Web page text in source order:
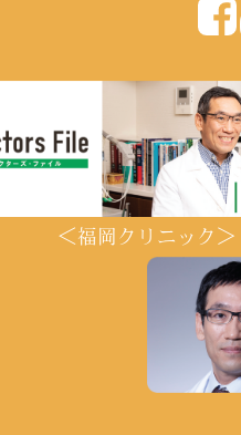
＜福岡クリニック＞